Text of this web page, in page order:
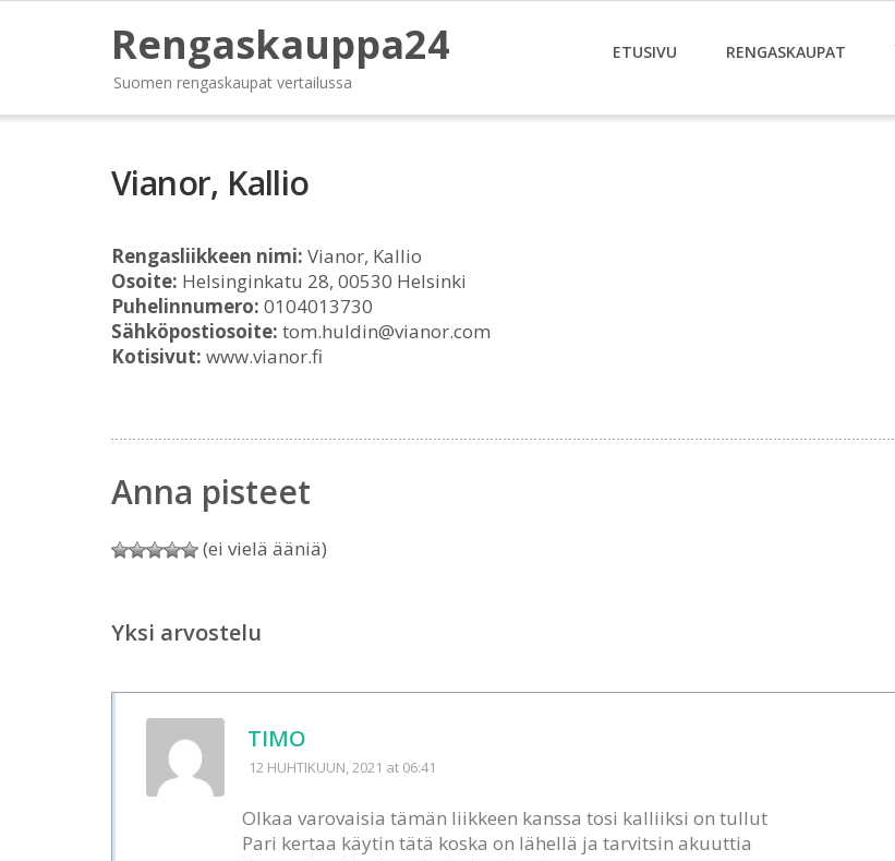
Rengaskauppa24
Suomen rengaskaupat vertailussa
ETUSIVU RENGASKAUPAT
Vianor, Kallio
Rengasliikkeen nimi: Vianor, Kallio
Osoite: Helsinginkatu 28, 00530 Helsinki
Puhelinnumero: 0104013730
Sähköpostiosoite: tom.huldin@vianor.com
Kotisivut: www.vianor.fi
Anna pisteet
(ei vielä ääniä)
Yksi arvostelu
TIMO
12 HUHTIKUUN, 2021 at 06:41
Olkaa varovaisia tämän liikkeen kanssa tosi kalliiksi on tullut
Pari kertaa käytin tätä koska on lähellä ja tarvitsin akuuttia